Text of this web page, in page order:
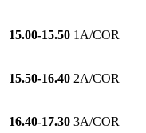
15.00-15.50 1A/COR
15.50-16.40 2A/COR
16.40-17.30 3A/COR